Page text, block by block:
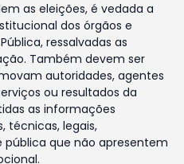
as eleições, é vedada a
dos órgãos e
ressalvadas as
Também devem ser
autoridades, agentes
ou resultados da
as informações
técnicas, legais,
que não apresentem